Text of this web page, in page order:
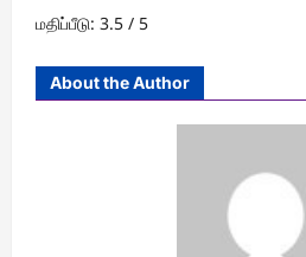
மதிப்பீடு: 3.5 / 5
About the Author